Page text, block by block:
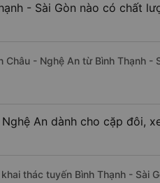
- Sài Gòn nào có chất
- Nghệ An từ Bình Thạnh -
An dành cho cặp đôi,
thác tuyến Bình Thạnh - Sài